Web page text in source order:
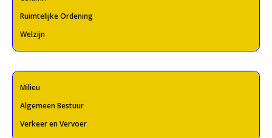
Ruimtelijke Ordening
Welzijn
Milieu
Algemeen Bestuur
Verkeer en Vervoer